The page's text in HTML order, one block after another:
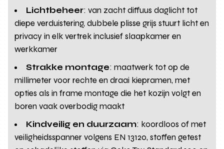
Lichtbeheer: van zacht diffuus daglicht tot
diepe verduistering, dubbele plisse grijs stuurt licht en
privacy in elk vertrek inclusief slaapkamer en
werkkamer
Strakke montage: maatwerk tot op de
millimeter voor rechte en draai kiepramen, met
opties als in frame montage die het kozijn volgt en
boren vaak overbodig maakt
Kindveilig en duurzaam: koordloos of met
veiligheidsspanner volgens EN 13120, stoffen getest